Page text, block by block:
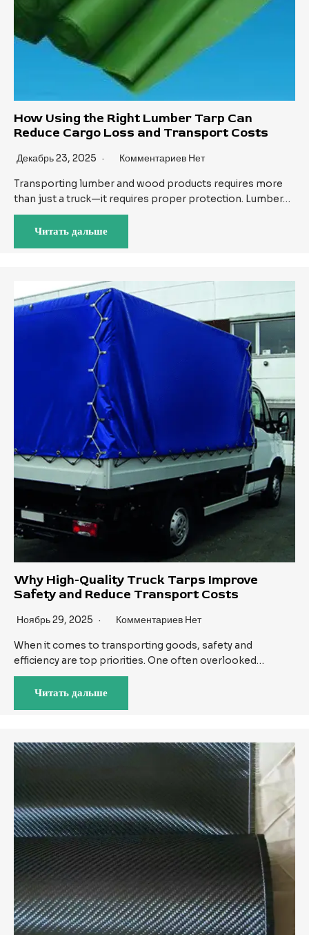
How Using the Right Lumber Tarp Can
Reduce Cargo Loss and Transport Costs
Декабрь 23, 2025 Комментариев Нет
Transporting lumber and wood products requires more
than just a truck—it requires proper protection. Lumber…
Читать дальше
Why High-Quality Truck Tarps Improve
Safety and Reduce Transport Costs
Ноябрь 29, 2025 Комментариев Нет
When it comes to transporting goods, safety and
efficiency are top priorities. One often overlooked…
Читать дальше